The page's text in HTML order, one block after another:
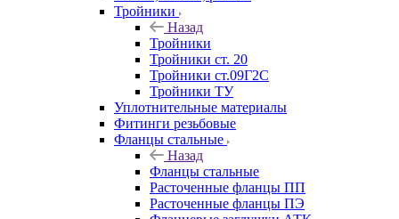
Тройники
Назад
Тройники
Тройники ст. 20
Тройники ст.09Г2С
Тройники ТУ
Уплотнительные материалы
Фитинги резьбовые
Фланцы стальные
Назад
Фланцы стальные
Расточенные фланцы ПП
Расточенные фланцы ПЭ